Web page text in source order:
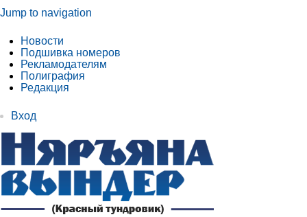
Jump to navigation
Новости
Подшивка номеров
Рекламодателям
Полиграфия
Редакция
Вход